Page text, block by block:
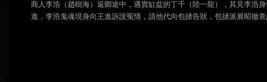
商人李浩（趙樹海）返鄉途中，遇賣缸盆的丁千（陸一龍），其見李浩
進，李浩鬼魂現身向王進訴說冤情，請他代向包拯告狀，包拯派展昭徹